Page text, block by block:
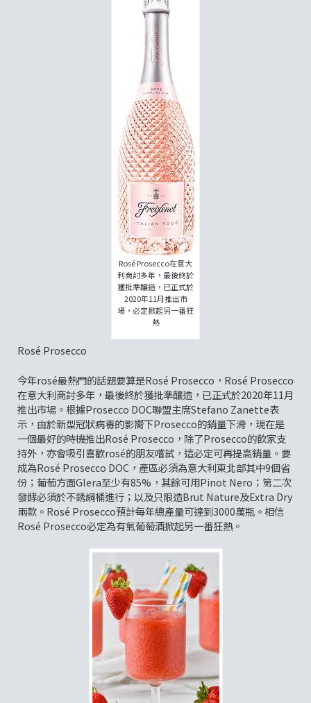
Rosé Prosecco在意大
利商討多年，最後終於
獲批準釀造，已正式於
2020年11月推出市
場，必定掀起另一番狂
熱
Rosé Prosecco
今年rosé最熱門的話題要算是Rosé Prosecco，Rosé Prosecco
在意大利商討多年，最後終於獲批準釀造，已正式於2020年11月
推出市場。根據Prosecco DOC聯盟主席Stefano Zanette表
示，由於新型冠狀病毒的影嚮下Prosecco的銷量下滑，現在是
一個最好的時機推出Rosé Prosecco，除了Prosecco的飲家支
持外，亦會吸引喜歡rosé的朋友嚐試，這必定可再提高銷量。要
成為Rosé Prosecco DOC，產區必須為意大利東北部其中9個省
份；葡萄方面Glera至少有85%，其餘可用Pinot Nero；第二次
發酵必須於不銹綱桶進行；以及只限造Brut Nature及Extra Dry
兩款。Rosé Prosecco預計每年總產量可達到3000萬瓶。相信
Rosé Prosecco必定為有氣葡萄酒掀起另一番狂熱。